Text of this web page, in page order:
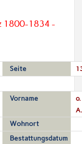
1800-1834 -
Seite
Vorname
o.
A.
Wohnort
Bestattungsdatum